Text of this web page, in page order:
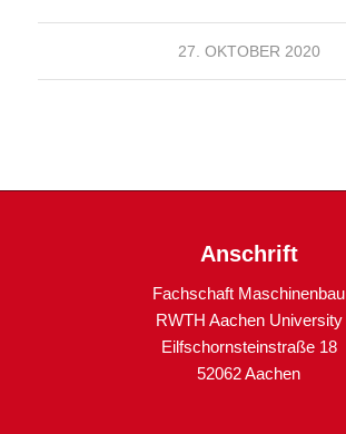
27. OKTOBER 2020
Anschrift
Fachschaft Maschinenbau
RWTH Aachen University
Eilfschornsteinstraße 18
52062 Aachen